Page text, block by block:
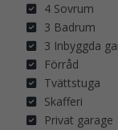
4 Sovrum
3 Badrum
3 Inbyggda
Förråd
Tvättstuga
Skafferi
Privat garage